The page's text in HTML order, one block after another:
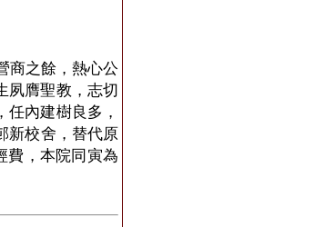
商之餘，熱心公
夙膺聖教，志切
內建樹良多，
新校舍，替代原
費，本院同寅為